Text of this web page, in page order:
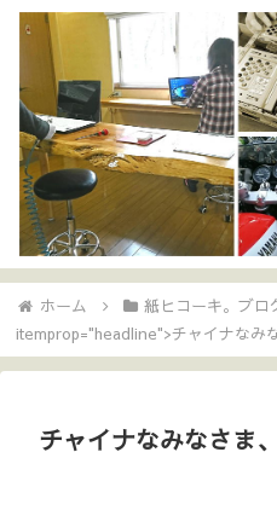
ホーム 紙ヒコーキ。ブロ
itemprop="headline">チャイナなみ
チャイナなみなさま